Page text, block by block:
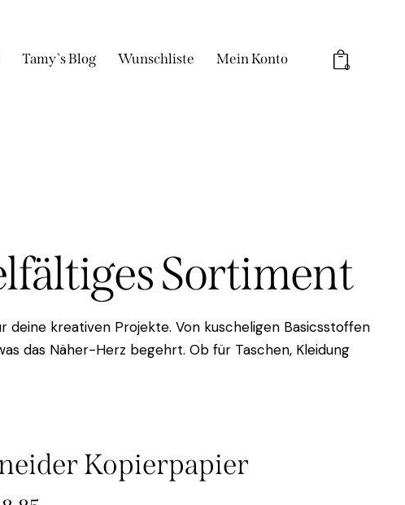
Tamy`s Blog Wunschliste Mein Konto 0
Sortiment
kreativen Projekte. Von kuscheligen Basicsstoffen
das Näher-Herz begehrt. Ob für Taschen, Kleidung
Kopierpapier